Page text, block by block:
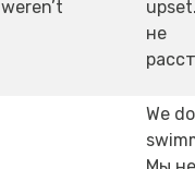
weren’t
не
We